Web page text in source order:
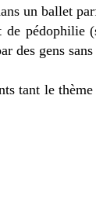
un ballet
pédophilie
des gens
tant le